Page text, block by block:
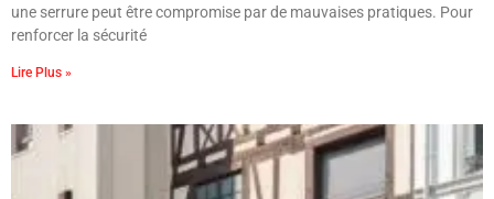
une serrure peut être compromise par de mauvaises pratiques. Pour
renforcer la sécurité
Lire Plus »